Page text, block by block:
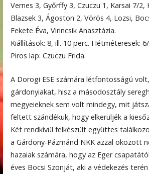
Vernes 3, Győrffy 3, Czuczu 1, Karsai 7/2,
Blazsek 3, Ágoston 2, Vörös 4, Lozsi,
Fekete Éva, Virincsik Anasztázia.
Kiállítások: 8, ill. 10 perc. Hétméteresek:
Piros lap: Czuczu Frida.
A Dorogi ESE számára létfontosságú
gárdonyiakat, hisz a másod­osztály
megyeieknek sem volt mindegy, mit
feltett szándékuk, hogy elkerüljék a
Két rendkívül felkészült együttes
a Gárdony-Pázmánd NKK azzal okozott
hazaiak számára, hogy az Eger
éves Bocsi Szonját, aki a védekezés